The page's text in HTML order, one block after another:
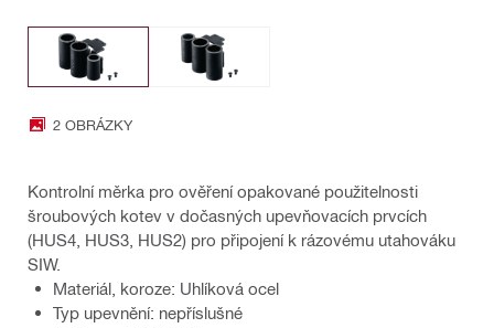
2 OBRÁZKY
Kontrolní měrka pro ověření opakované použitelnosti
šroubových kotev v dočasných upevňovacích prvcích
(HUS4, HUS3, HUS2) pro připojení k rázovému utahováku
SIW.
Materiál, koroze: Uhlíková ocel
Typ upevnění: nepříslušné